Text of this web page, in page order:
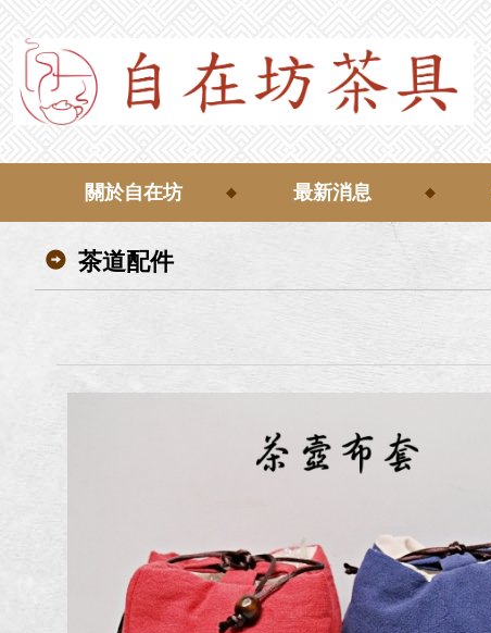
關於自在坊 最新消息
茶道配件